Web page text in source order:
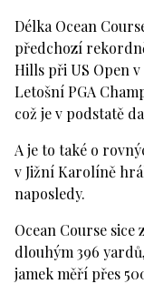
Délka Ocean
předchozí
Hills při US Open v
Letošní PGA
což je v podstatě
A je to také o
v Jižní Karolíně
naposledy.
Ocean Course
dlouhým 396
jamek měří přes